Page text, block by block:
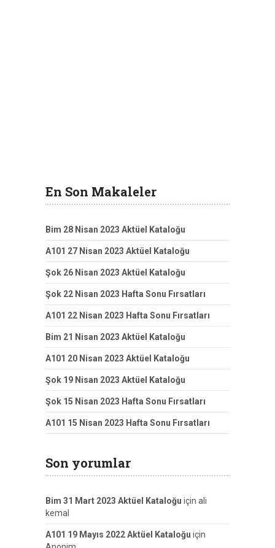
En Son Makaleler
Bim 28 Nisan 2023 Aktüel Kataloğu
A101 27 Nisan 2023 Aktüel Kataloğu
Şok 26 Nisan 2023 Aktüel Kataloğu
Şok 22 Nisan 2023 Hafta Sonu Fırsatları
A101 22 Nisan 2023 Hafta Sonu Fırsatları
Bim 21 Nisan 2023 Aktüel Kataloğu
A101 20 Nisan 2023 Aktüel Kataloğu
Şok 19 Nisan 2023 Aktüel Kataloğu
Şok 15 Nisan 2023 Hafta Sonu Fırsatları
A101 15 Nisan 2023 Hafta Sonu Fırsatları
Son yorumlar
Bim 31 Mart 2023 Aktüel Kataloğu için ali
kemal
A101 19 Mayıs 2022 Aktüel Kataloğu için